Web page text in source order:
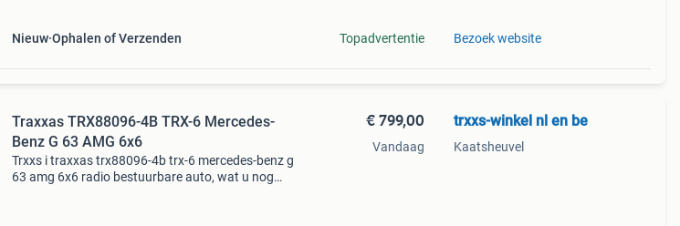
Nieuw Ophalen of Verzenden Topadvertentie Bezoek website
Traxxas TRX88096-4B TRX-6 Mercedes-
Benz G 63 AMG 6x6
Trxxs i traxxas trx88096-4b trx-6 mercedes-benz g
63 amg 6x6 radio bestuurbare auto, wat u nog
€ 799,00
Vandaag
trxxs-winkel nl en be
Kaatsheuvel